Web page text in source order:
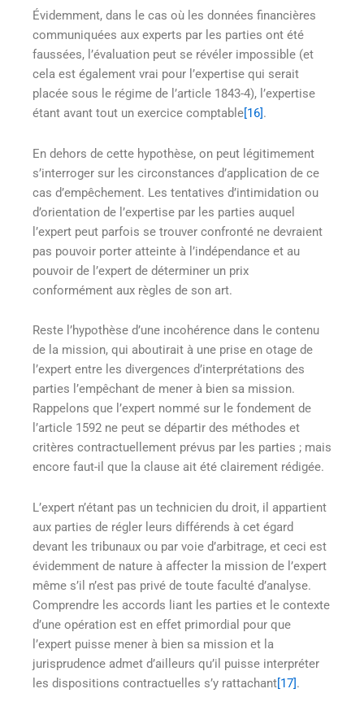
Évidemment, dans le cas où les données financières
communiquées aux experts par les parties ont été
faussées, l’évaluation peut se révéler impossible (et
cela est également vrai pour l’expertise qui serait
placée sous le régime de l’article 1843-4), l’expertise
étant avant tout un exercice comptable [16] .
En dehors de cette hypothèse, on peut légitimement
s’interroger sur les circonstances d’application de ce
cas d’empêchement. Les tentatives d’intimidation ou
d’orientation de l’expertise par les parties auquel
l’expert peut parfois se trouver confronté ne devraient
pas pouvoir porter atteinte à l’indépendance et au
pouvoir de l’expert de déterminer un prix
conformément aux règles de son art.
Reste l’hypothèse d’une incohérence dans le contenu
de la mission, qui aboutirait à une prise en otage de
l’expert entre les divergences d’interprétations des
parties l’empêchant de mener à bien sa mission.
Rappelons que l’expert nommé sur le fondement de
l’article 1592 ne peut se départir des méthodes et
critères contractuellement prévus par les parties ; mais
encore faut-il que la clause ait été clairement rédigée.
L’expert n’étant pas un technicien du droit, il appartient
aux parties de régler leurs différends à cet égard
devant les tribunaux ou par voie d’arbitrage, et ceci est
évidemment de nature à affecter la mission de l’expert
même s’il n’est pas privé de toute faculté d’analyse.
Comprendre les accords liant les parties et le contexte
d’une opération est en effet primordial pour que
l’expert puisse mener à bien sa mission et la
jurisprudence admet d’ailleurs qu’il puisse interpréter
les dispositions contractuelles s’y rattachant[17].